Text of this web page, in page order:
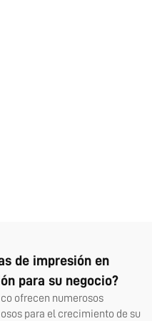
de impresión en
para su negocio?
ofrecen numerosos
para el crecimiento de su